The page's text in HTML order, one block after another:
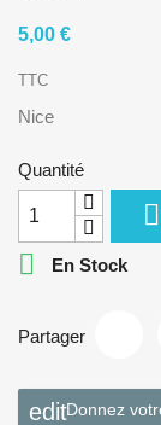
5,00 €
TTC
Nice
Quantité

 En Stock
Partager
Donnez